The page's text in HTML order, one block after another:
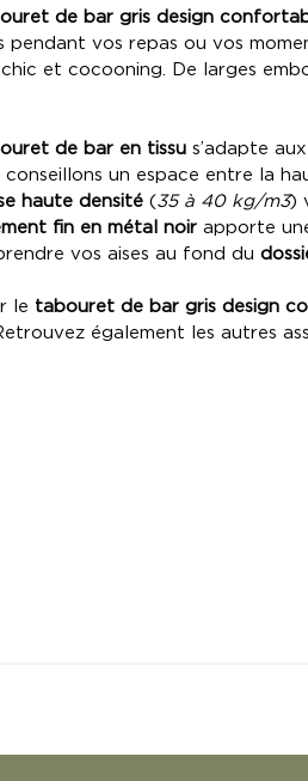
de bar gris design
vos repas ou vos
et cocooning. De larges
de bar en tissu s’adapte
un espace entre la
haute densité (35 à 40 kg/m3)
fin en métal noir apporte
vos aises au fond du
le tabouret de bar gris design
également les autres